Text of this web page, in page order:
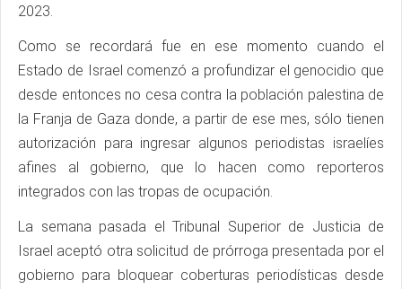
2023.
Como se recordará fue en ese momento cuando el
Estado de Israel comenzó a profundizar el genocidio que
desde entonces no cesa contra la población palestina de
la Franja de Gaza donde, a partir de ese mes, sólo tienen
autorización para ingresar algunos periodistas israelíes
afines al gobierno, que lo hacen como reporteros
integrados con las tropas de ocupación.
La semana pasada el Tribunal Superior de Justicia de
Israel aceptó otra solicitud de prórroga presentada por el
gobierno para bloquear coberturas periodísticas desde